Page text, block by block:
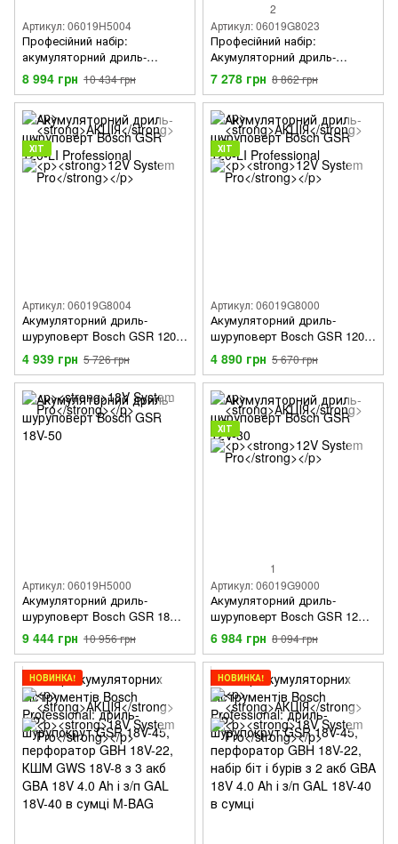
Артикул: 06019H5004
Професійний набір:
акумуляторний дриль-
шурупокрут GSR 18V-50 + 43
біти + 2 акумулятора 2,0
А·год + сумка для
інструменту
8 994 грн 10 434 грн
2
Артикул: 06019G8023
Професійний набір:
Акумуляторний дриль-
шурупокрут GSR 120-LI +
Акумуляторний ударний
гайкокрут GDR 120-LI + 2 акб
GBA 12V 2.0Ah + ЗП GAL
1210 CV у валізі
7 278 грн 8 862 грн
ХІТ
Артикул: 06019G8004
Акумуляторний дриль-
шуруповерт Bosch GSR 120-
LI + GLI 12V-300
4 939 грн 5 726 грн
ХІТ
Артикул: 06019G8000
Акумуляторний дриль-
шуруповерт Bosch GSR 120-
LI Professional
4 890 грн 5 670 грн
Артикул: 06019H5000
Акумуляторний дриль-
шуруповерт Bosch GSR 18V-
50
9 444 грн 10 956 грн
ХІТ
1
Артикул: 06019G9000
Акумуляторний дриль-
шуруповерт Bosch GSR 12V-
30
6 984 грн 8 094 грн
НОВИНКА! НОВИНКА!